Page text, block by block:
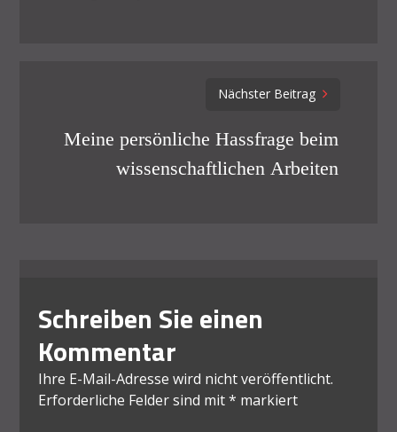
Nächster Beitrag
Meine persönliche Hassfrage beim
wissenschaftlichen Arbeiten
Schreiben Sie einen
Kommentar
Ihre E-Mail-Adresse wird nicht veröffentlicht.
Erforderliche Felder sind mit* markiert